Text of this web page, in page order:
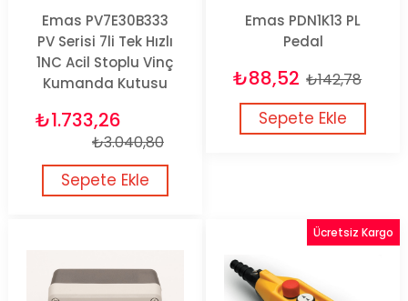
Emas PV7E30B333
PV Serisi 7li Tek Hızlı
1NC Acil Stoplu Vinç
Kumanda Kutusu
₺1.733,26
₺3.040,80
Sepete Ekle
Emas PDN1K13 PL
Pedal
₺88,52 ₺142,78
Sepete Ekle
Ücretsiz Kargo